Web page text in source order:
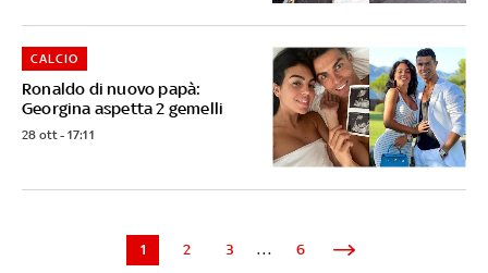
Ronaldo di nuovo papà:
Georgina aspetta 2 gemelli
CALCIO
28 ott - 17:11
1 2 3 ... 6